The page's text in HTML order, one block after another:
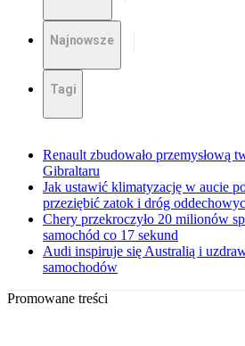
Najnowsze
Tagi
Renault zbudowało przemysłową
Gibraltaru
Jak ustawić klimatyzację w aucie
przeziębić zatok i dróg
Chery przekroczyło 20 milionów
samochód co 17 sekund
Audi inspiruje się Australią i
samochodów
Promowane treści